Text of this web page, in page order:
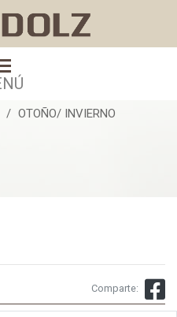
c.8
OTOÑO/ INVIERNO
Comparte: